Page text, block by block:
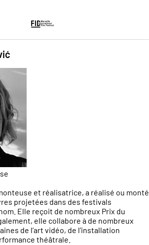
et réalisatrice, a réalisé ou monté
projetées dans des festivals
Elle reçoit de nombreux Prix du
elle collabore à de nombreux
de l’art vidéo, de l’installation
théâtrale.